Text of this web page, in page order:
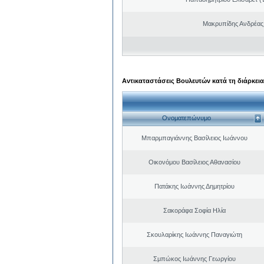
Μακρυπίδης Ανδρέας
Αντικαταστάσεις Βουλευτών κατά τη
Ονοματεπώνυμο
Μπαρμπαγιάννης Βασίλειος Ιωάννου
Οικονόμου Βασίλειος Αθανασίου
Πατάκης Ιωάννης Δημητρίου
Σακοράφα Σοφία Ηλία
Σκουλαρίκης Ιωάννης Παναγιώτη
Σμπώκος Ιωάννης Γεωργίου